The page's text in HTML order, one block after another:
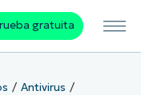
gratuita
Antivirus